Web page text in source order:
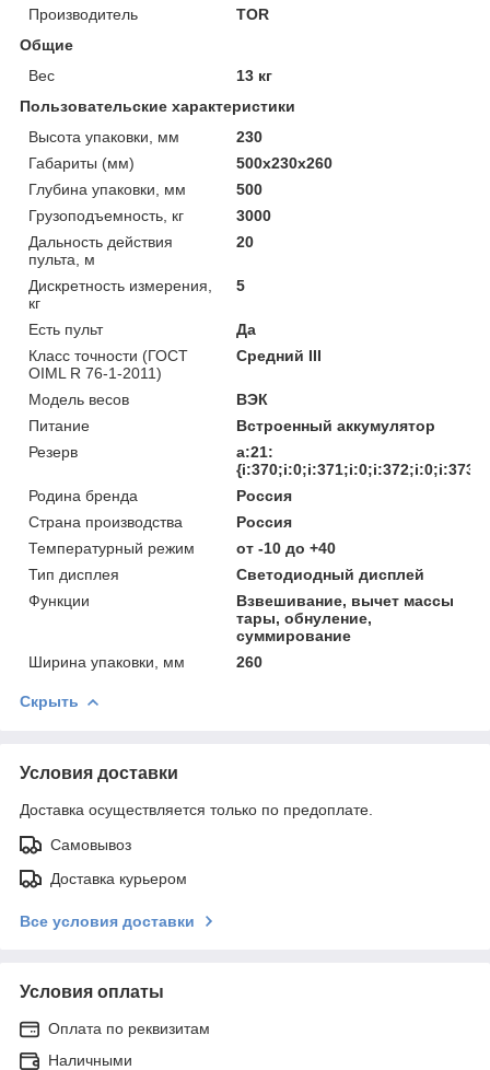
Производитель
TOR
Общие
Вес
13 кг
Пользовательские характеристики
Высота упаковки, мм
230
Габариты (мм)
500х230х260
Глубина упаковки, мм
500
Грузоподъемность, кг
3000
Дальность действия
пульта, м
20
Дискретность измерения,
кг
5
Есть пульт
Да
Класс точности (ГОСТ
OIML R 76-1-2011)
Средний III
Модель весов
ВЭК
Питание
Встроенный аккумулятор
Резерв
a:21:
Родина бренда
Россия
Страна производства
Россия
Температурный режим
от -10 до +40
Тип дисплея
Светодиодный дисплей
Функции
Взвешивание, вычет массы
тары, обнуление,
суммирование
Ширина упаковки, мм
260
Скрыть
Условия доставки
Доставка осуществляется только по предоплате.
Самовывоз
Доставка курьером
Все условия доставки
Условия оплаты
Оплата по реквизитам
Наличными